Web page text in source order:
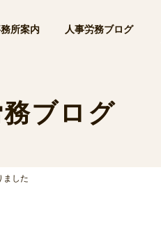
所案内 人事労務ブログ
ブログ
ました